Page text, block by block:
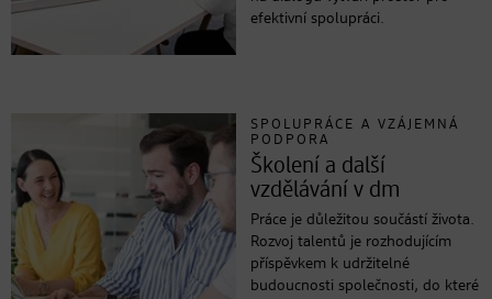
efektivní spolupráci.
SPOLUPRÁCE A VZÁJEMNÁ
PODPORA
Školení a další
vzdělávání v dm
Práce je důležitou součástí života.
Rozvoj talentů je rozhodujícím
příspěvkem k udržitelné
budoucnosti společnosti, do které